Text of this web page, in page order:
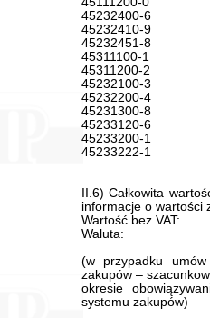
45232400-6
45232410-9
45232451-8
45311100-1
45311200-2
45232100-3
45232200-4
45231300-8
45233120-6
45233200-1
45233222-1
II.6) Całkowita
informacje o wartości
Wartość bez VAT:
Waluta:
(w przypadku
zakupów –
okresie
systemu zakupów)